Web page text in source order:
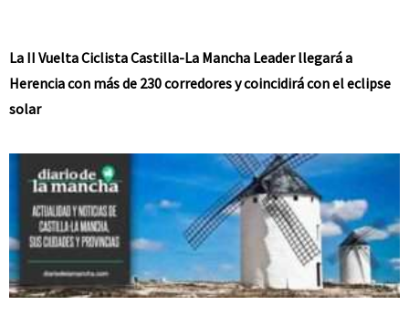
La II Vuelta Ciclista Castilla-La Mancha Leader llegará a
Herencia con más de 230 corredores y coincidirá con el eclipse
solar